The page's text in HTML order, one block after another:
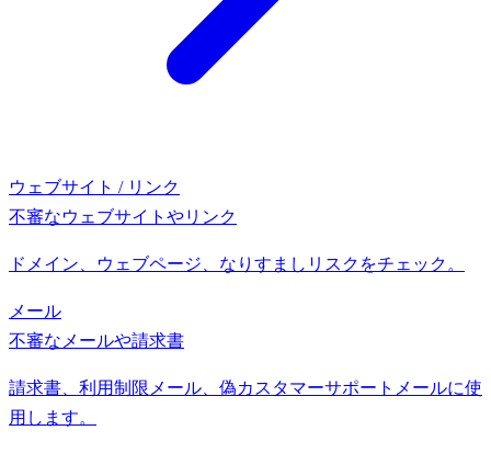
ウェブサイト / リンク
不審なウェブサイトやリンク
ドメイン、ウェブページ、なりすましリスクをチェック。
メール
不審なメールや請求書
請求書、利用制限メール、偽カスタマーサポートメールに使
用します。